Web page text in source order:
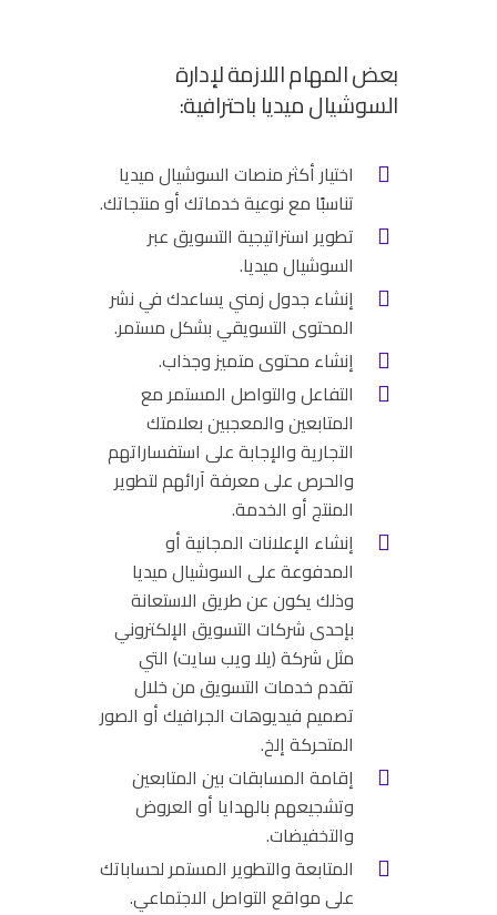
بعض المهام اللازمة لإدارة
السوشيال ميديا باحترافية:
اختيار أكثر منصات السوشيال ميديا
تناسبًا مع نوعية خدماتك أو منتجاتك.
تطوير استراتيجية التسويق عبر
السوشيال ميديا.
إنشاء جدول زمني يساعدك في نشر
المحتوى التسويقي بشكل مستمر.
إنشاء محتوى متميز وجذاب.
التفاعل والتواصل المستمر مع
المتابعين والمعجبين بعلامتك
التجارية والإجابة على استفساراتهم
والحرص على معرفة آرائهم لتطوير
المنتج أو الخدمة.
إنشاء الإعلانات المجانية أو
المدفوعة على السوشيال ميديا
وذلك يكون عن طريق الاستعانة
بإحدى شركات التسويق الإلكتروني
مثلشركة (يلا ويب سايت) التي
تقدم خدمات التسويق من خلال
تصميم فيديوهات الجرافيك أو الصور
المتحركة إلخ.
إقامة المسابقات بين المتابعين
وتشجيعهم بالهدايا أو العروض
والتخفيضات.
المتابعة والتطوير المستمر لحساباتك
على مواقع التواصل الاجتماعي.